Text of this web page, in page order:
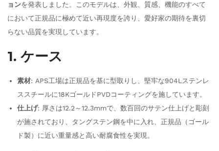
ョンを発表しました。このモデルは、外観、質感、機能のすべて
において正規品に極めて近い再現度を誇り、愛好家の期待を裏切
らない品質を実現しています。
1. ケース
素材: APS工場は正規品を基に型取りし、堅牢な904Lステンレ
ススチールに18KゴールドPVDコーティングを施しています。
仕上げ: 厚さは12.2～12.3mmで、数百回のサテン仕上げと彫刻
が施されており、タングステン鋼を中に入れ、正規品（ゴール
ド製）に近い重量感と高い耐腐食性を実現。